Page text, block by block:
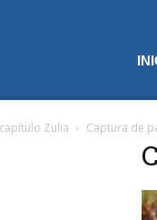
Zulia Captura de